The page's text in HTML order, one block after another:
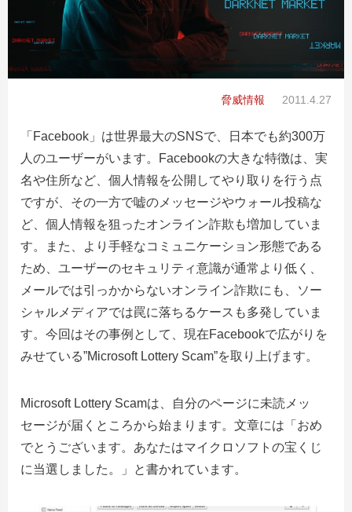
脅威情報 2011.4.27
「Facebook」は世界最大のSNSで、日本でも約300万
人のユーザーがいます。Facebookの大きな特徴は、実
名や住所など、個人情報を公開してやり取りを行う点
ですが、その一方で嘘のメッセージやウォール投稿な
ど、個人情報を狙ったオンライン詐欺も増加していま
す。また、より手軽なコミュニケーション形態である
ため、ユーザーのセキュリティ意識が通常より低く、
メールでは引っかからないオンライン詐欺にも、ソー
シャルメディアでは罠に落ちるケースも多発していま
す。今回はその事例として、現在Facebookで広がりを
みせている”Microsoft Lottery Scam”を取り上げます。
Microsoft Lottery Scamは、自分のページに未読メッ
セージが届くところから始まります。文章には「おめ
でとうございます。あなたはマイクロソフトの宝くじ
に当選しました。」と書かれています。